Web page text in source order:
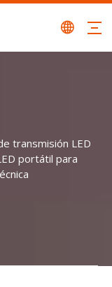
transmisión LED
portátil para